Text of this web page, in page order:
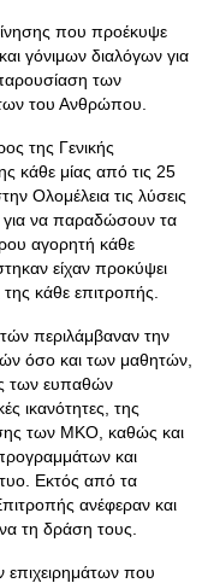
που προέκυψε
γόνιμων διαλόγων για
των
του Ανθρώπου.
της Γενικής
κάθε μίας από τις 25
Ολομέλεια τις λύσεις
να παραδώσουν τα
αγορητή κάθε
είχαν προκύψει
κάθε επιτροπής.
περιλάμβαναν την
όσο και των μαθητών,
των ευπαθών
ικανότητες, της
των ΜΚΟ, καθώς και
και
Εκτός από τα
ανέφεραν και
τη δράση τους.
που